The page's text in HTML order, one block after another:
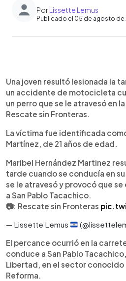
PorLissette Lemus
Publicado el 05 de agosto de
Escuchar artículo
Una joven resultó lesionada la
un accidente de motocicleta
un perro que se le atravesó en
Rescate sin Fronteras.
La víctima fue identificada
Martínez, de 21 años de edad.
Maribel Hernández Martinez
tarde cuando se conducía en
se le atravesó y provocó que
a San Pablo Tacachico.
📷: Rescate sin Fronteras
— Lissette Lemus
El percance ocurrió en la
conduce a San Pablo
Libertad, en el sector conocido
Reforma.